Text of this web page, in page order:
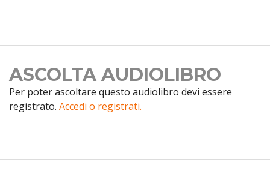
ASCOLTA AUDIOLIBRO
Per poter ascoltare questo audiolibro devi essere
registrato. Accedi o registrati.